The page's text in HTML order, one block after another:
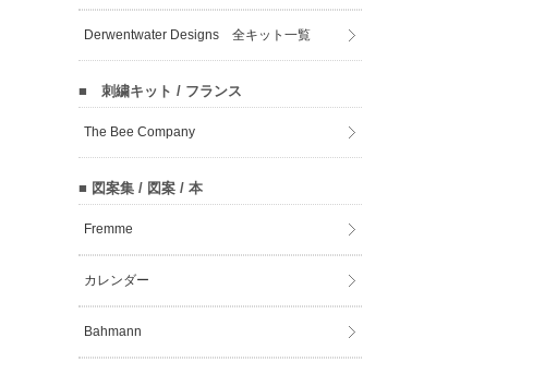
Derwentwater Designs 全キット一覧
■ 刺繍キット / フランス
The Bee Company
■ 図案集 / 図案 / 本
Fremme
カレンダー
Bahmann